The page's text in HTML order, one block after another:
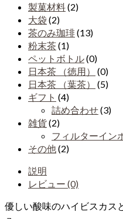
製菓材料(2)
大袋 (2)
茶のみ珈琲(13)
粉末茶(1)
ペットボトル(0)
日本茶 （徳用）
(0)
日本茶 （葉茶）
(5)
ギフト (4)
詰め合わせ(3)
雑貨(2)
フィルターイン
その他(2)
説明
レビュー (0)
優しい酸味のハイビスカス